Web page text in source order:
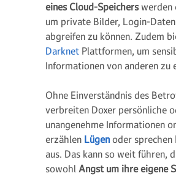
eines Cloud-Speicherswerden
um private Bilder, Login-
abgreifen zu können. Zudem
Darknet Plattformen, um
Informationen von anderen zu
Ohne Einverständnis des
verbreiten Doxer persönliche
unangenehme Informationen
erzählen Lügen oder sprechen
aus. Das kann so weit führen,
sowohl Angst um ihre eigene